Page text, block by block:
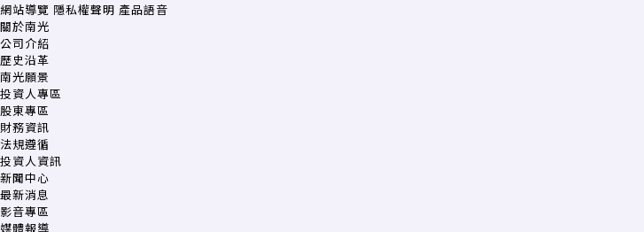
網站導覽 隱私權聲明 產品語音
關於南光
公司介紹
歷史沿革
南光願景
投資人專區
股東專區
財務資訊
法規遵循
投資人資訊
新聞中心
最新消息
影音專區
媒體報導